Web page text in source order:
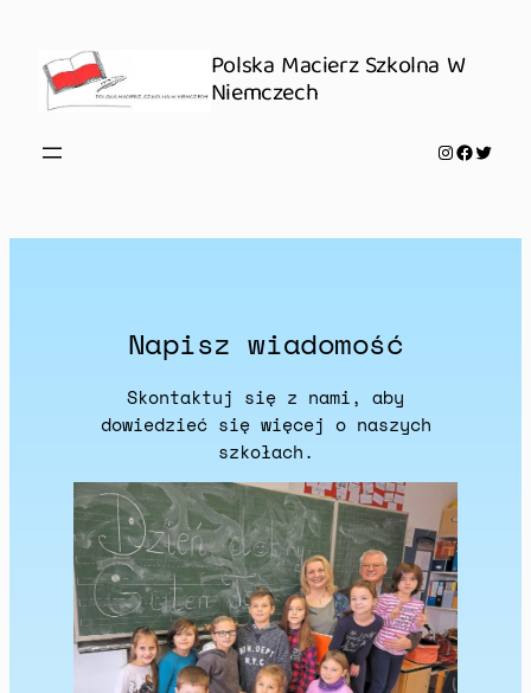
springen
Polska Macierz Szkolna W
Niemczech
Napisz wiadomość
Skontaktuj się z nami, aby
dowiedzieć się więcej o naszych
szkołach.